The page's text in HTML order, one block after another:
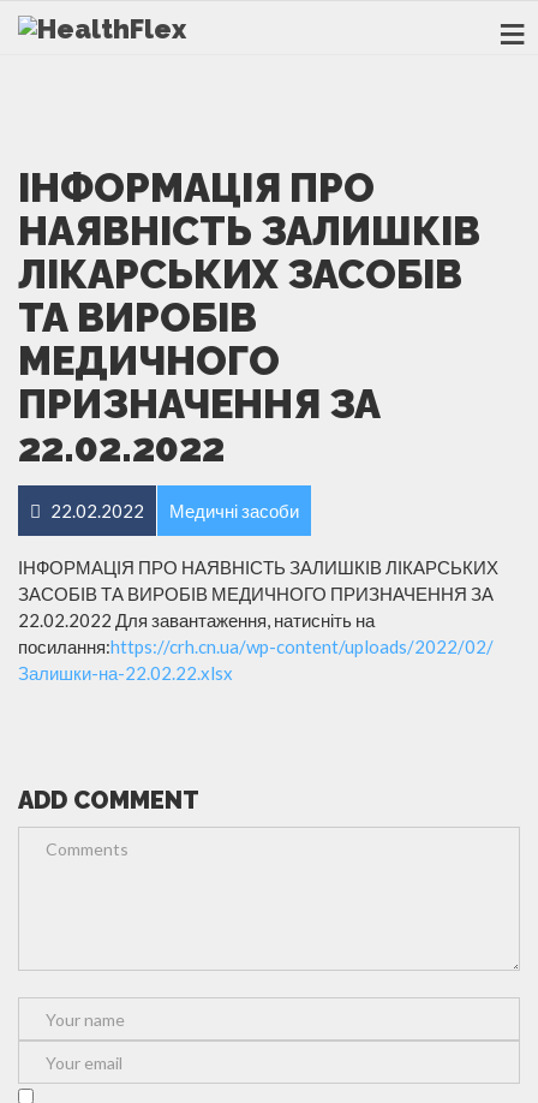
ІНФОРМАЦІЯ ПРО
НАЯВНІСТЬ ЗАЛИШКІВ
ЛІКАРСЬКИХ ЗАСОБІВ
ТА ВИРОБІВ
МЕДИЧНОГО
ПРИЗНАЧЕННЯ ЗА
22.02.2022
22.02.2022 Медичні засоби
ІНФОРМАЦІЯ ПРО НАЯВНІСТЬ ЗАЛИШКІВ ЛІКАРСЬКИХ
ЗАСОБІВ ТА ВИРОБІВ МЕДИЧНОГО ПРИЗНАЧЕННЯ ЗА
22.02.2022 Для завантаження, натисніть на
посилання:https://crh.cn.ua/wp-content/uploads/2022/02/
Залишки-на-22.02.22.xlsx
ADD COMMENT